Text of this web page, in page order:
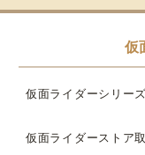
仮
仮面ライダーシリー
仮面ライダーストア